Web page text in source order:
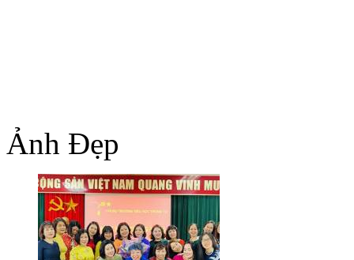
Ảnh Đẹp